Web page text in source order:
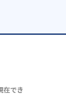
在でき